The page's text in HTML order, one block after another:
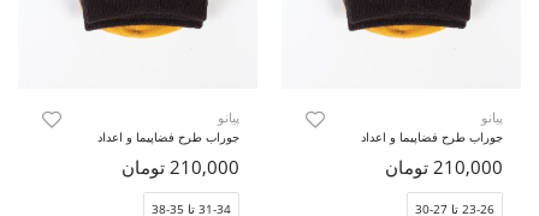
پیانو
جوراب طرح فضاپیما و اعداد
210,000 تومان
23-26 تا 27-30
پیانو
جوراب طرح فضاپیما و اعداد
210,000 تومان
31-34 تا 35-38